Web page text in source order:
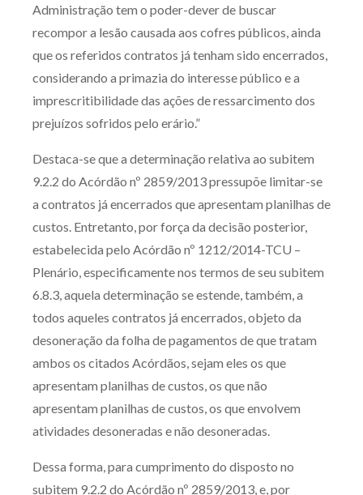
Administração tem o poder-dever de buscar
recompor a lesão causada aos cofres públicos, ainda
que os referidos contratos já tenham sido encerrados,
considerando a primazia do interesse público e a
imprescritibilidade das ações de ressarcimento dos
prejuízos sofridos pelo erário.”
Destaca-se que a determinação relativa ao subitem
9.2.2 do Acórdão nº 2859/2013 pressupõe limitar-se
a contratos já encerrados que apresentam planilhas de
custos. Entretanto, por força da decisão posterior,
estabelecida pelo Acórdão nº 1212/2014-TCU –
Plenário, especificamente nos termos de seu subitem
6.8.3, aquela determinação se estende, também, a
todos aqueles contratos já encerrados, objeto da
desoneração da folha de pagamentos de que tratam
ambos os citados Acórdãos, sejam eles os que
apresentam planilhas de custos, os que não
apresentam planilhas de custos, os que envolvem
atividades desoneradas e não desoneradas.
Dessa forma, para cumprimento do disposto no
subitem 9.2.2 do Acórdão nº 2859/2013, e, por